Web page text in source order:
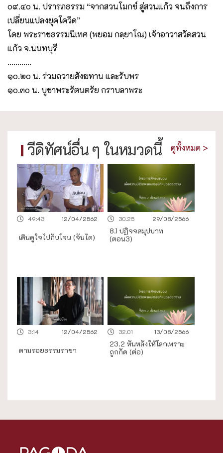
๐๙.๔๐ น. ปรารภธรรม “จากสวนโมกข์ สู่สวนแก้ว จนถึงการ
เปลี่ยนแปลงยุคโควิด”
โดย พระราชธรรมนิเทศ (พยอม กลฺยาโณ) เจ้าอาวาสวัดสวน
แก้ว จ.นนทบุรี
............
๑๐.๒๐ น. ร่วมถวายสังฆทาน และรับพร
๑๐.๓๐ น. บูชาพระรัตนตรัย กราบลาพระ
วีดิทัศน์อื่น ๆ ในหมวดนี้
12/04/2562
49:43
เดินดูใจไปกับโจน (จันได)
29/08/2566
30.25
8.1 ปฏิจจสมุปบาท
(ตอน3)
12/04/2562
3:14
ตามรอยธรรมราชา
13/08/2566
32.01
23.2 หันหลังให้โลกเพราะ
ถูกกัด (ต่อ)
ดูทั้งหมด >